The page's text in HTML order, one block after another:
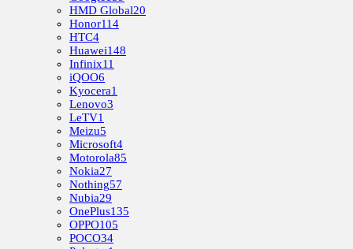
HMD Global20
Honor114
HTC4
Huawei148
Infinix11
iQOO6
Kyocera1
Lenovo3
LeTV1
Meizu5
Microsoft4
Motorola85
Nokia27
Nothing57
Nubia29
OnePlus135
OPPO105
POCO34